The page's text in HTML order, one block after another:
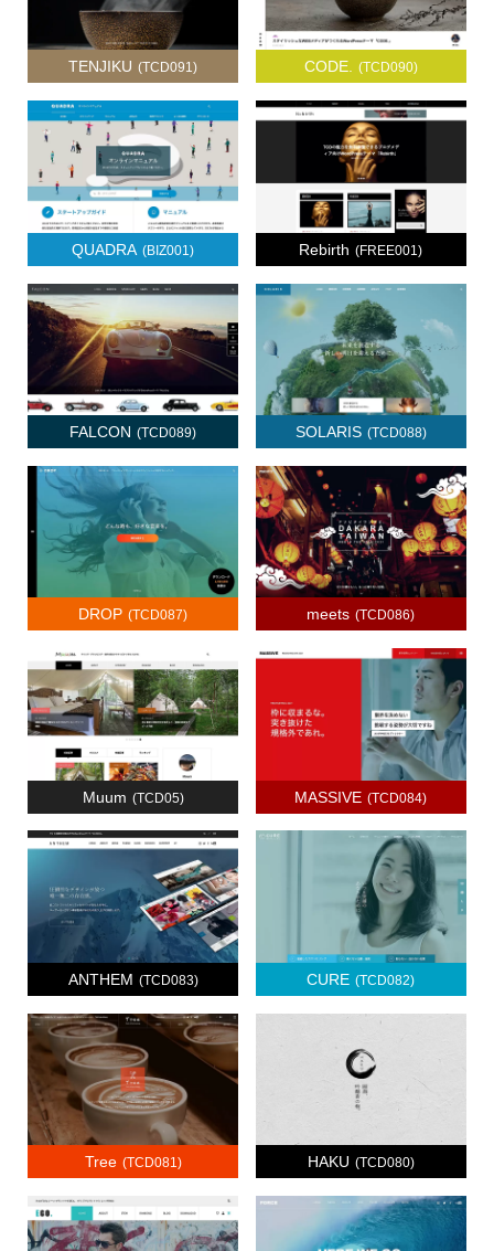
TENJIKU (TCD091) CODE. (TCD090)
QUADRA (BIZ001) Rebirth (FREE001)
FALCON (TCD089) SOLARIS (TCD088)
DROP (TCD087) meets (TCD086)
Muum (TCD05) MASSIVE (TCD084)
ANTHEM (TCD083) CURE (TCD082)
Tree (TCD081) HAKU (TCD080)